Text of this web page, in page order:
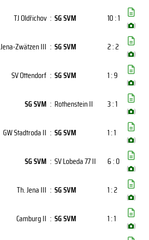
TJ Oldřichov : SG SVM 10 : 1
( )
Jena-Zwätzen III : SG SVM 2 : 2
( )
SV Ottendorf : SG SVM 1 : 9
( )
SG SVM : Rothenstein II 3 : 1
( )
GW Stadtroda II : SG SVM 1 : 1
( )
SG SVM : SV Lobeda 77 II 6 : 0
( )
Th. Jena III : SG SVM 1 : 2
( )
Camburg II : SG SVM 1 : 1
( )